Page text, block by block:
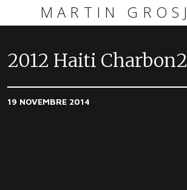
principale
MARTIN
2012 Haiti
19 NOVEMBRE 2014